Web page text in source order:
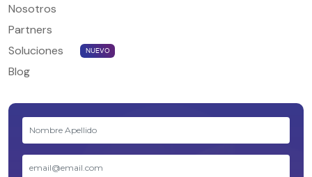
Nosotros
Partners
Soluciones
NUEVO
Blog